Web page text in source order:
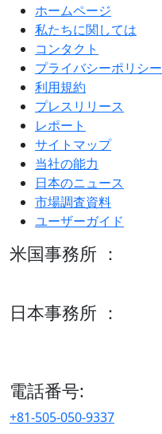
ホームページ
私たちに関しては
コンタクト
プライバシーポリシー
利用規約
プレスリリース
レポート
サイトマップ
当社の能力
日本のニュース
市場調査資料
ユーザーガイド
米国事務所 ：
日本事務所 ：
電話番号:
+81-505-050-9337